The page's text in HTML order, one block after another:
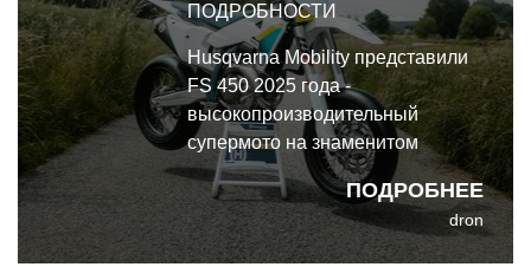
ПОДРОБНОСТИ
ПОДРОБНЕЕ
Husqvarna Mobility представили
FS 450 2025 года -
высокопроизводительный
супермото на знаменитом
кроссовом шасси, улучшенный и
дополненный на новый
модельный год. Мотоцикл
получил новую вилку WP XACT,
dron